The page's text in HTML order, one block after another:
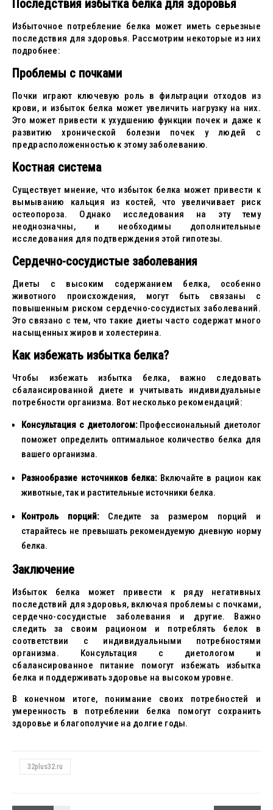
Последствия избытка белка для здоровья
Избыточное потребление белка может иметь серьезные
последствия для здоровья. Рассмотрим некоторые из них
подробнее:
Проблемы с почками
Почки играют ключевую роль в фильтрации отходов из
крови, и избыток белка может увеличить нагрузку на них.
Это может привести к ухудшению функции почек и даже к
развитию хронической болезни почек у людей с
предрасположенностью к этому заболеванию.
Костная система
Существует мнение, что избыток белка может привести к
вымыванию кальция из костей, что увеличивает риск
остеопороза. Однако исследования на эту тему
неоднозначны, и необходимы дополнительные
исследования для подтверждения этой гипотезы.
Сердечно-сосудистые заболевания
Диеты с высоким содержанием белка, особенно
животного происхождения, могут быть связаны с
повышенным риском сердечно-сосудистых заболеваний.
Это связано с тем, что такие диеты часто содержат много
насыщенных жиров и холестерина.
Как избежать избытка белка?
Чтобы избежать избытка белка, важно следовать
сбалансированной диете и учитывать индивидуальные
потребности организма. Вот несколько рекомендаций:
Консультация с диетологом:Профессиональный диетолог
поможет определить оптимальное количество белка для
вашего организма.
Разнообразие источников белка:Включайте в рацион как
животные, так и растительные источники белка.
Контроль порций:Следите за размером порций и
старайтесь не превышать рекомендуемую дневную норму
белка.
Заключение
Избыток белка может привести к ряду негативных
последствий для здоровья, включая проблемы с почками,
сердечно-сосудистые заболевания и другие. Важно
следить за своим рационом и потреблять белок в
соответствии с индивидуальными потребностями
организма. Консультация с диетологом и
сбалансированное питание помогут избежать избытка
белка и поддерживать здоровье на высоком уровне.
В конечном итоге, понимание своих потребностей и
умеренность в потреблении белка помогут сохранить
здоровье и благополучие на долгие годы.
32plus32.ru